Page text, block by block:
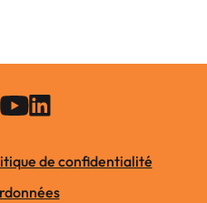
de confidentialité